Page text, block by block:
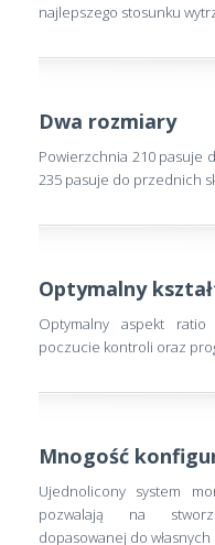
najlepszego stosunku
Dwa rozmiary
Powierzchnia 210 pasuje
235 pasuje do przednich
Optymalny
Optymalny aspekt ratio
poczucie kontroli oraz
Mnogość
Ujednolicony system
pozwalają na
dopasowanej do